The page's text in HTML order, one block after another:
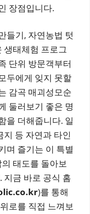
장점입니다.
들기, 자연농법 텃
생태체험 프로그
단위 방문객부터
두에게 잊지 못할
감곡 매괴성모순
둘러보기 좋은 명
을 더해줍니다. 일
지 등 자연과 타인
며 즐기는 이 특별
태도를 돌아보
지금 바로 공식 홈
)를 통해
로를 직접 느껴보